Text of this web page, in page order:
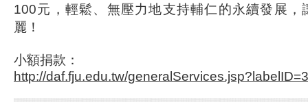
100元，輕鬆、無壓力地支持輔仁的永續發展，
麗！
小額捐款：
http://daf.fju.edu.tw/